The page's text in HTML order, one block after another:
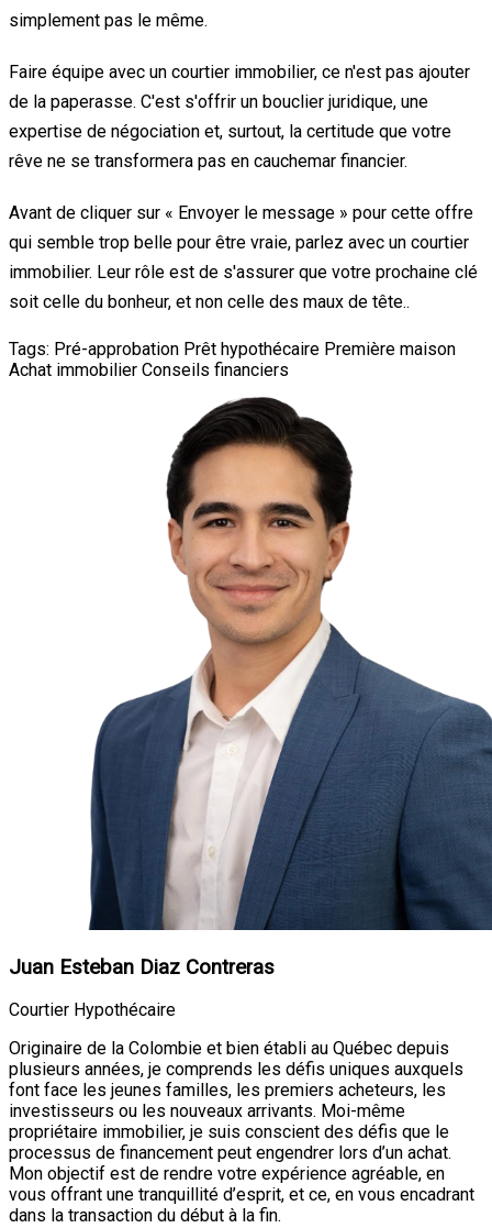
simplement pas le même.
Faire équipe avec un courtier immobilier, ce n'est pas ajouter
de la paperasse. C'est s'offrir un bouclier juridique, une
expertise de négociation et, surtout, la certitude que votre
rêve ne se transformera pas en cauchemar financier.
Avant de cliquer sur « Envoyer le message » pour cette offre
qui semble trop belle pour être vraie, parlez avec un courtier
immobilier. Leur rôle est de s'assurer que votre prochaine clé
soit celle du bonheur, et non celle des maux de tête..
Tags: Pré-approbation Prêt hypothécaire Première maison
Achat immobilier Conseils financiers
Juan Esteban Diaz Contreras
Courtier Hypothécaire
Originaire de la Colombie et bien établi au Québec depuis
plusieurs années, je comprends les défis uniques auxquels
font face les jeunes familles, les premiers acheteurs, les
investisseurs ou les nouveaux arrivants. Moi-même
propriétaire immobilier, je suis conscient des défis que le
processus de financement peut engendrer lors d’un achat.
Mon objectif est de rendre votre expérience agréable, en
vous offrant une tranquillité d’esprit, et ce, en vous encadrant
dans la transaction du début à la fin.